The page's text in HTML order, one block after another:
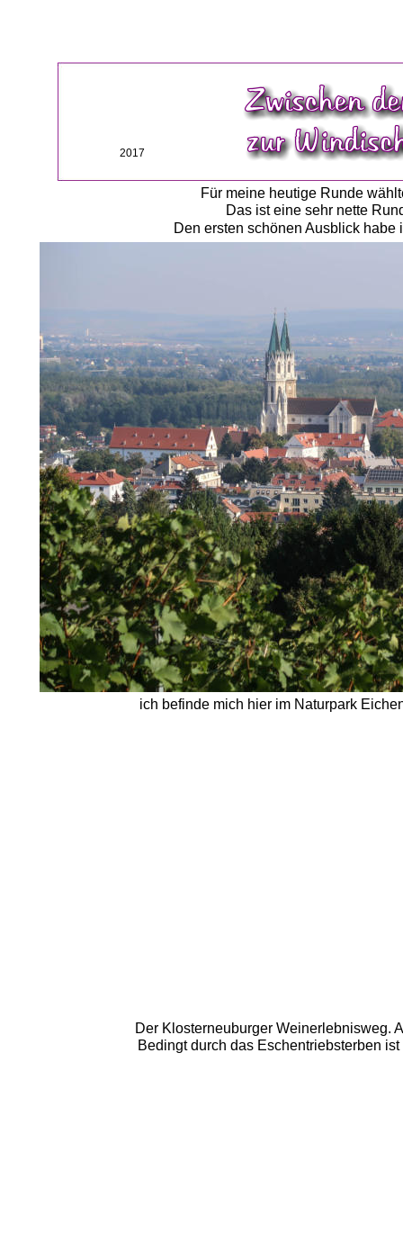
Für meine heutige Runde
Das ist eine sehr nette
Den ersten schönen Ausblick
ich befinde mich hier im Naturpark
Der Klosterneuburger Weinerlebnisweg.
Bedingt durch das Eschentriebsterben
2017